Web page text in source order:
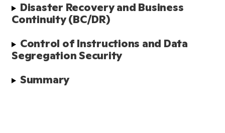
Disaster Recovery and Business
Continuity (BC/DR)
Control of Instructions and Data
Segregation Security
Summary